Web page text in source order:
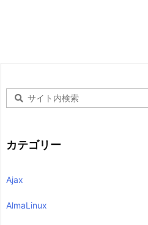
カテゴリー
Ajax
AlmaLinux